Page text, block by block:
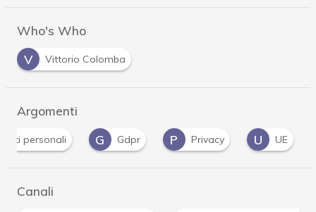
Who's Who
V
Vittorio Colomba
Argomenti
dati personali G Gdpr P Privacy U UE
Canali